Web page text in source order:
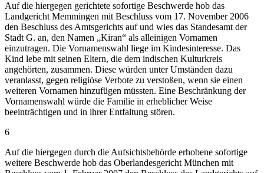
Auf die hiergegen gerichtete sofortige Beschwerde hob das
Landgericht Memmingen mit Beschluss vom 17. November 2006
den Beschluss des Amtsgerichts auf und wies das Standesamt der
Stadt G. an, den Namen „Kiran“ als alleinigen Vornamen
einzutragen. Die Vornamenswahl liege im Kindesinteresse. Das
Kind lebe mit seinen Eltern, die dem indischen Kulturkreis
angehörten, zusammen. Diese würden unter Umständen dazu
veranlasst, gegen religiöse Verbote zu verstoßen, wenn sie einen
weiteren Vornamen hinzufügen müssten. Eine Beschränkung der
Vornamenswahl würde die Familie in erheblicher Weise
beeinträchtigen und in ihrer Entfaltung stören.
6
Auf die hiergegen durch die Aufsichtsbehörde erhobene sofortige
weitere Beschwerde hob das Oberlandesgericht München mit